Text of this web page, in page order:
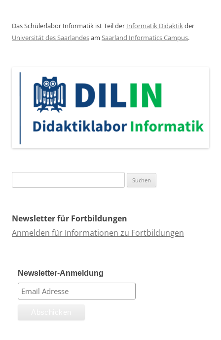
Das Schülerlabor Informatik ist Teil der Informatik Didaktikder
Universität des Saarlandesam Saarland Informatics Campus.
nach:
Newsletter für Fortbildungen
Anmelden für Informationen zu Fortbildungen
Newsletter-Anmeldung